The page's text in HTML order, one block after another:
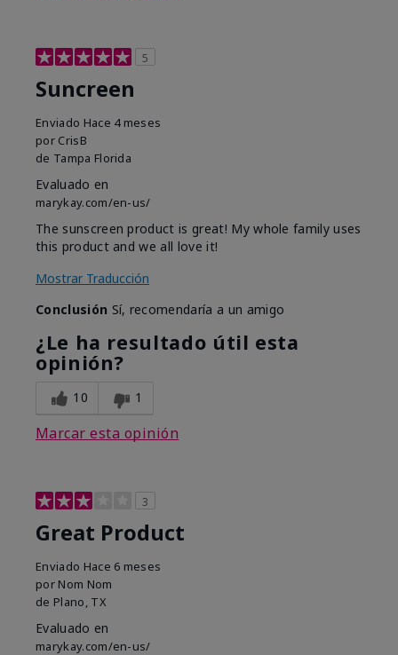
5
Suncreen
Enviado Hace 4 meses
por CrisB
de Tampa Florida
Evaluado en
marykay.com/en-us/
The sunscreen product is great! My whole family uses
this product and we all love it!
Mostrar Traducción
Conclusión Sí, recomendaría a un amigo
¿Le ha resultado útil esta
opinión?
10 1
Marcar esta opinión
3
Great Product
Enviado Hace 6 meses
por Nom Nom
de Plano, TX
Evaluado en
marykay.com/en-us/